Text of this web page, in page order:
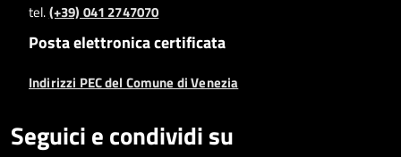
tel.(+39) 041 2747070
Posta elettronica certificata
Indirizzi PEC del Comune di Venezia
Seguici e condividi su